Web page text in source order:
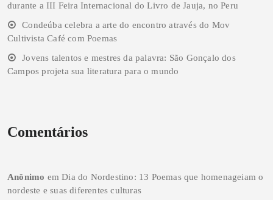
durante a III Feira Internacional do Livro de Jauja, no Peru
Condeúba celebra a arte do encontro através do Mov
Cultivista Café com Poemas
Jovens talentos e mestres da palavra: São Gonçalo dos
Campos projeta sua literatura para o mundo
Comentários
Anônimo emDia do Nordestino: 13 Poemas que homenageiam o
nordeste e suas diferentes culturas